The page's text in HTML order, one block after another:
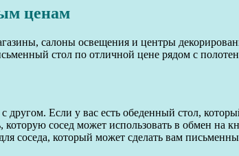
ценам
салоны освещения и центры
стол по отличной цене рядом с
Если у вас есть обеденный стол,
которую сосед может использовать в обмен
соседа, который может сделать вам